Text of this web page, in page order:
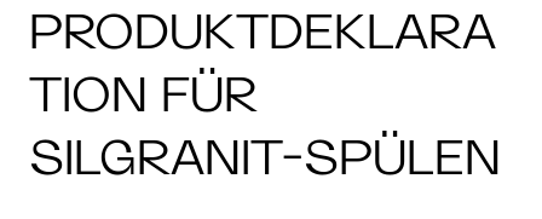
PRODUKTDEKLARA
TION FÜR
SILGRANIT-SPÜLEN